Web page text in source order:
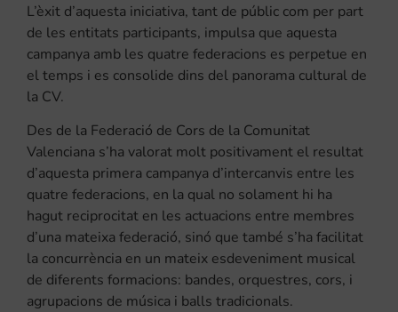
L’èxit d’aquesta iniciativa, tant de públic com per part
de les entitats participants, impulsa que aquesta
campanya amb les quatre federacions es perpetue en
el temps i es consolide dins del panorama cultural de
la CV.
Des de la Federació de Cors de la Comunitat
Valenciana s’ha valorat molt positivament el resultat
d’aquesta primera campanya d’intercanvis entre les
quatre federacions, en la qual no solament hi ha
hagut reciprocitat en les actuacions entre membres
d’una mateixa federació, sinó que també s’ha facilitat
la concurrència en un mateix esdeveniment musical
de diferents formacions: bandes, orquestres, cors, i
agrupacions de música i balls tradicionals.